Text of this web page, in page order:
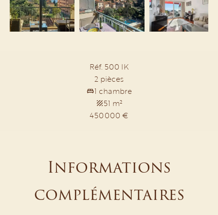
Réf. 500 IK
2 pièces
1 chambre
51 m²
450 000 €
Informations
complémentaires